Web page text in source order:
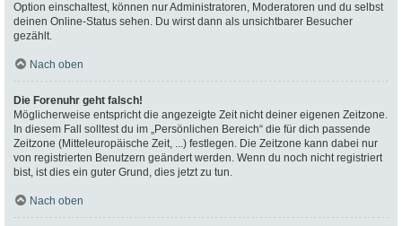
Option einschaltest, können nur Administratoren, Moderatoren und du selbst
deinen Online-Status sehen. Du wirst dann als unsichtbarer Besucher
gezählt.
Nach oben
Die Forenuhr geht falsch!
Möglicherweise entspricht die angezeigte Zeit nicht deiner eigenen Zeitzone.
In diesem Fall solltest du im „Persönlichen Bereich“ die für dich passende
Zeitzone (Mitteleuropäische Zeit, ...) festlegen. Die Zeitzone kann dabei nur
von registrierten Benutzern geändert werden. Wenn du noch nicht registriert
bist, ist dies ein guter Grund, dies jetzt zu tun.
Nach oben